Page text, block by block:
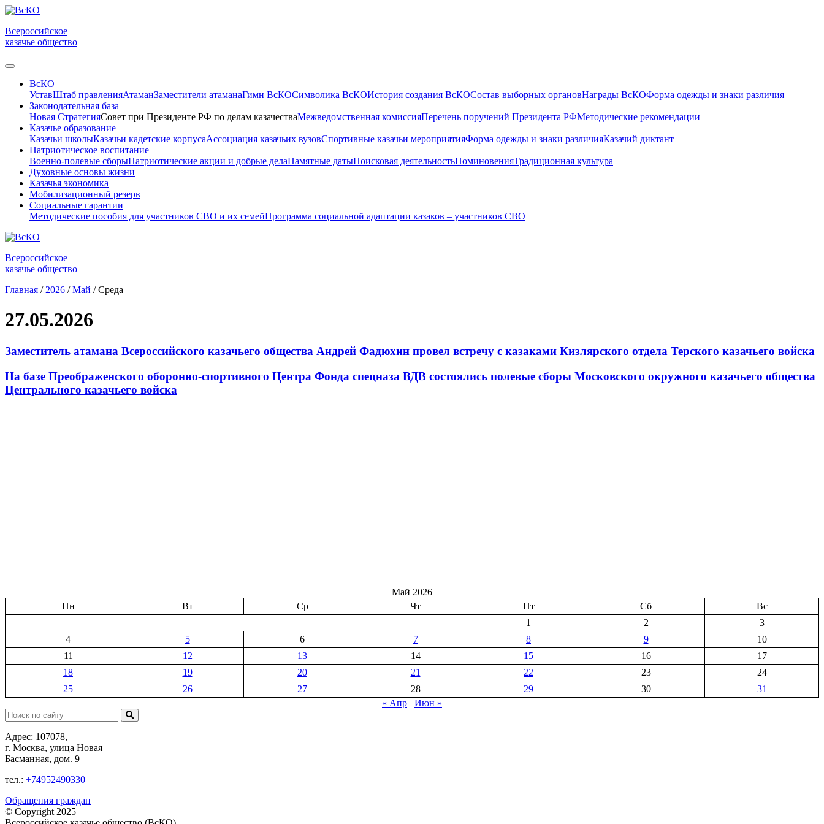
Всероссийское
казачье общество
ВсКО
УставШтаб правленияАтаманЗаместители атаманаГимн ВсКОСимволика ВсКОИстория создания ВсКОСостав выборных органовНаграды ВсКОФорма одежды и знаки различия
Законодательная база
Новая СтратегияСовет при Президенте РФ по делам казачестваМежведомственная комиссияПеречень поручений Президента РФМетодические рекомендации
Казачье образование
Казачьи школыКазачьи кадетские корпусаАссоциация казачьих вузовСпортивные казачьи мероприятияФорма одежды и знаки различияКазачий диктант
Патриотическое воспитание
Военно-полевые сборыПатриотические акции и добрые делаПамятные датыПоисковая деятельностьПоминовенияТрадиционная культура
Духовные основы жизни
Казачья экономика
Мобилизационный резерв
Социальные гарантии
Методические пособия для участников СВО и их семейПрограмма социальной адаптации казаков – участников СВО
Всероссийское
казачье общество
Главная / 2026 / Май /Среда
27.05.2026
Заместитель атамана Всероссийского казачьего общества Андрей Фадюхин провел встречу с казаками Кизлярского отдела Терского казачьего войска
На базе Преображенского оборонно-спортивного Центра Фонда спецназа ВДВ состоялись полевые сборы Московского окружного казачьего общества
Центрального казачьего войска
Май 2026
Пн
Вт Ср Чт Пт Сб
Вс
1
2
3
4
5 6 7 8 9
10
11
12 13 14 15 16
17
18
19 20 21 22 23
24
25
26 27 28 29 30
31
« Апр
Июн »
Поиск:
Адрес: 107078,
г. Москва, улица Новая
Басманная, дом. 9
тел.: +74952490330
Обращения граждан
© Copyright 2025